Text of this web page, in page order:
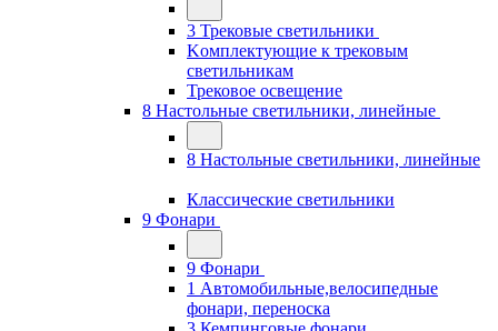
3 Трековые светильники
Kомплектующие к трековым
светильникам
Трековое освещение
8 Настольные светильники, линейные
8 Настольные светильники, линейные
Классические светильники
9 Фонари
9 Фонари
1 Автомобильные,велосипедные
фонари, переноска